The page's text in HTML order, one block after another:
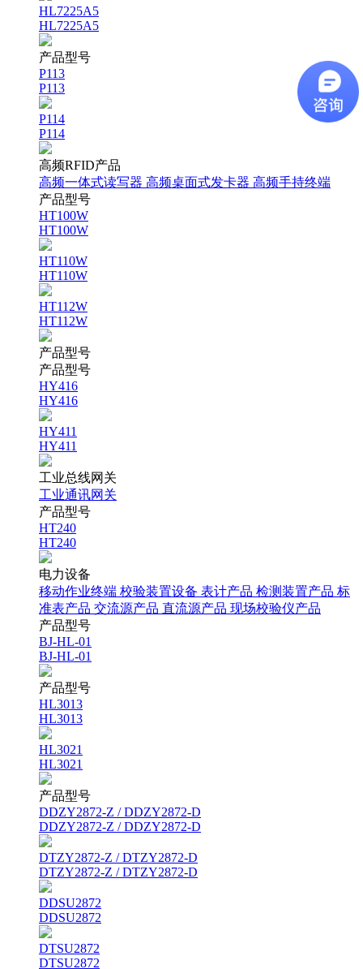
HL7225A5
HL7225A5
产品型号
P113
P113
P114
P114
高频RFID产品
高频一体式读写器 高频桌面式发卡器 高频手持终端
产品型号
HT100W
HT100W
HT110W
HT110W
HT112W
HT112W
产品型号
产品型号
HY416
HY416
HY411
HY411
工业总线网关
工业通讯网关
产品型号
HT240
HT240
电力设备
移动作业终端 校验装置设备 表计产品 检测装置产品 标
准表产品 交流源产品 直流源产品 现场校验仪产品
产品型号
BJ-HL-01
BJ-HL-01
产品型号
HL3013
HL3013
HL3021
HL3021
产品型号
DDZY2872-Z / DDZY2872-D
DDZY2872-Z / DDZY2872-D
DTZY2872-Z / DTZY2872-D
DTZY2872-Z / DTZY2872-D
DDSU2872
DDSU2872
DTSU2872
DTSU2872